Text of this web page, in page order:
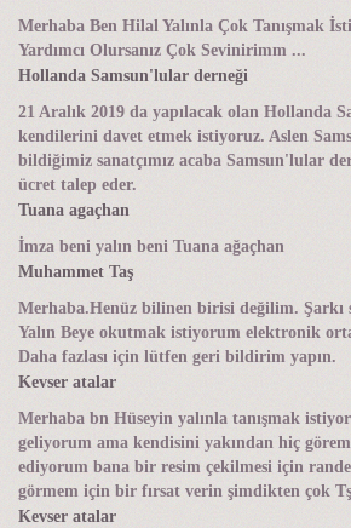
Merhaba Ben Hilal Yalınla Çok Tanışmak
Yardımcı Olursanız Çok Sevinirimm ...
Hollanda Samsun'lular derneği
21 Aralık 2019 da yapılacak olan Hollanda
kendilerini davet etmek istiyoruz. Aslen
bildiğimiz sanatçımız acaba Samsun'lular
ücret talep eder.
Tuana agaçhan
İmza beni yalın beni Tuana ağaçhan
Muhammet Taş
Merhaba.Henüz bilinen birisi değilim. Şarkı
Yalın Beye okutmak istiyorum elektronik
Daha fazlası için lütfen geri bildirim yapın.
Kevser atalar
Merhaba bn Hüseyin yalınla tanışmak
geliyorum ama kendisini yakından hiç
ediyorum bana bir resim çekilmesi için
görmem için bir fırsat verin şimdikten çok
Kevser atalar